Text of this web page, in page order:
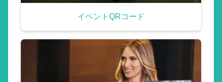
イベントQRコード